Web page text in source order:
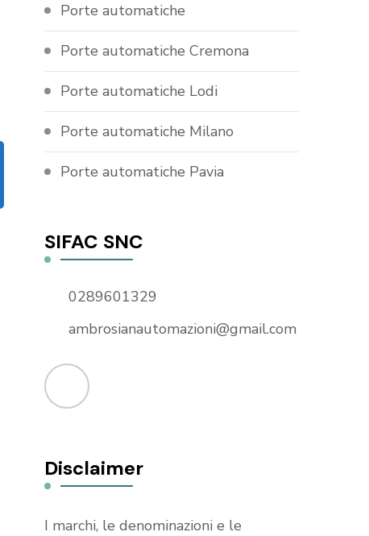
Porte automatiche
Porte automatiche Cremona
Porte automatiche Lodi
Porte automatiche Milano
Porte automatiche Pavia
SIFAC SNC
0289601329
ambrosianautomazioni@gmail.com
Disclaimer
I marchi, le denominazioni e le